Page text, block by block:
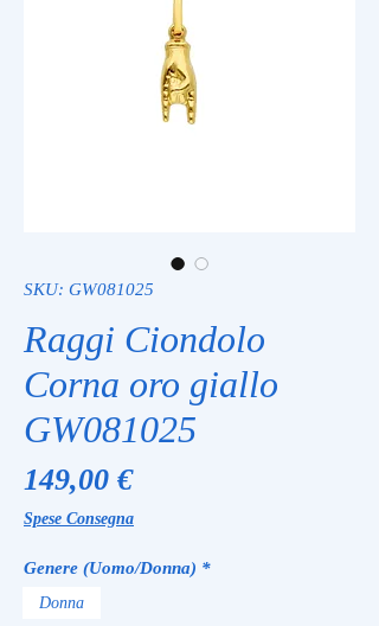
SKU: GW081025
Raggi Ciondolo
Corna oro giallo
GW081025
149,00 €Prezzo
Spese Consegna
Genere (Uomo/Donna) *
Donna